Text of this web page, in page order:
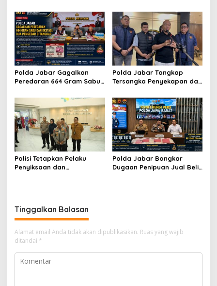
Usai Buron
Tersangka
Polda Jabar Gagalkan
Peredaran 664 Gram Sabu
Ditangkap
Polda Jabar Tangkap
Tersangka Penyekapan dan
di Majalaya, Komitmen
Tegakkan Hukum bagi
Korban Kekerasan
Polisi Tetapkan Pelaku
Penyiksaan dan
Polda Jabar Bongkar
Dugaan Penipuan Jual Beli
Tinggalkan Balasan
Alamat email Anda tidak akan dipublikasikan. Ruas yang wajib
ditandai *